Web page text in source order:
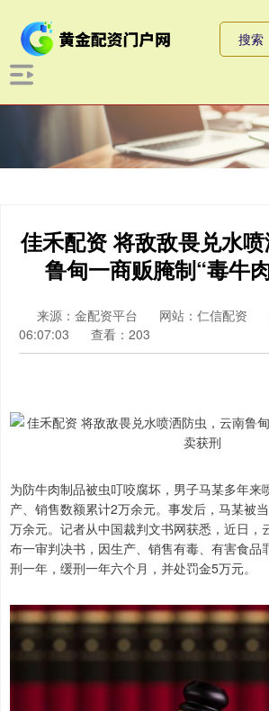
佳禾配资 将敌敌畏兑水
鲁甸一商贩腌制“毒牛
来源：金配资平台 网站：仁信配资
06:07:03
查看：203
为防牛肉制品被虫叮咬腐坏，男子马某多年来
产、销售数额累计2万余元。事发后，马某被
万余元。记者从中国裁判文书网获悉，近日，
布一审判决书，因生产、销售有毒、有害食品
刑一年，缓刑一年六个月，并处罚金5万元。